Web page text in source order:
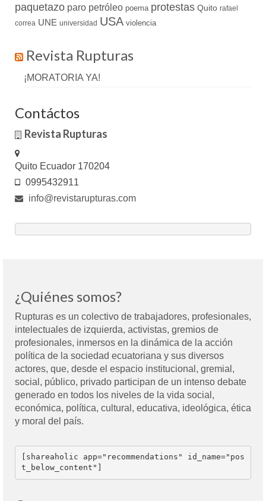
paquetazo paro petróleo poema protestas Quito rafael
correa UNE universidad USA violencia
Revista Rupturas
¡MORATORIA YA!
Contáctos
Revista Rupturas
Quito Ecuador 170204
0995432911
info@revistarupturas.com
¿Quiénes somos?
Rupturas es un colectivo de trabajadores, profesionales,
intelectuales de izquierda, activistas, gremios de
profesionales, inmersos en la dinámica de la acción
política de la sociedad ecuatoriana y sus diversos
actores, que, desde el espacio institucional, gremial,
social, público, privado participan de un intenso debate
generado en todos los niveles de la vida social,
económica, política, cultural, educativa, ideológica, ética
y moral del país.
[shareaholic app="recommendations" id_name="pos
t_below_content"]